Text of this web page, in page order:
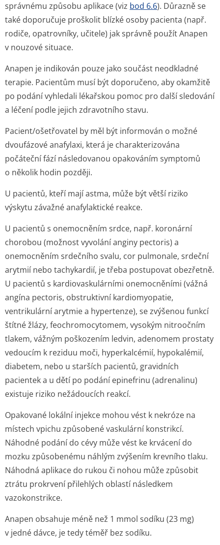
správnému způsobu aplikace (viz bod 6.6). Důrazně se
také doporučuje proškolit blízké osoby pacienta (např.
rodiče, opatrovníky, učitele) jak správně použít Anapen
v nouzové situace.
Anapen je indikován pouze jako součást neodkladné
terapie. Pacientům musí být doporučeno, aby okamžitě
po podání vyhledali lékařskou pomoc pro další sledování
a léčení podle jejich zdravotního stavu.
Pacient/ošetřovatel by měl být informován o možné
dvoufázové anafylaxi, která je charakterizována
počáteční fází následovanou opakováním symptomů
o několik hodin později.
U pacientů, kteří mají astma, může být větší riziko
výskytu závažné anafylaktické reakce.
U pacientů s onemocněním srdce, např. koronární
chorobou (možnost vyvolání anginy pectoris) a
onemocněním srdečního svalu, cor pulmonale, srdeční
arytmií nebo tachykardií, je třeba postupovat obezřetně.
U pacientů s kardiovasku­lárními onemocněními (vážná
angína pectoris, obstruktivní kardiomyopatie,
ventrikulární arytmie a hypertenze), se zvýšenou funkcí
štítné žlázy, feochromocytomem, vysokým nitroočním
tlakem, vážným poškozením ledvin, adenomem prostaty
vedoucím k reziduu moči, hyperkalcémií, hypokalémií,
diabetem, nebo u starších pacientů, gravidních
pacientek a u dětí po podání epinefrinu (adrenalinu)
existuje riziko nežádoucích reakcí.
Opakované lokální injekce mohou vést k nekróze na
místech vpichu způsobené vaskulární konstrikcí.
Náhodné podání do cévy může vést ke krvácení do
mozku způsobenému náhlým zvýšením krevního tlaku.
Náhodná aplikace do rukou či nohou může způsobit
ztrátu prokrvení přilehlých oblastí následkem
vazokonstrikce.
Anapen obsahuje méně než 1 mmol sodíku (23 mg)
v jedné dávce, je tedy téměř bez sodíku.